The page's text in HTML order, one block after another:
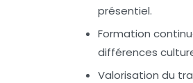
présentiel.
Formation
différences
Valorisation du